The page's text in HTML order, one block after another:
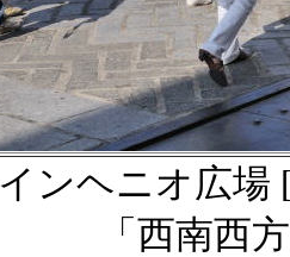
インヘニオ広場
「西南西